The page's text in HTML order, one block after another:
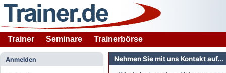
Trainer Seminare Trainerbörse
Anmelden Nehmen Sie mit uns Kontakt auf...